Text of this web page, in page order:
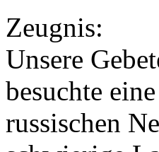
Zeugnis:
Unsere
besuchte
russischen